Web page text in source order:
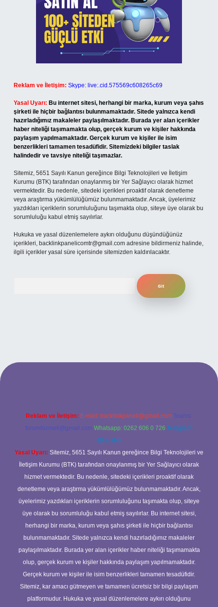
Reklam ve İletişim: Skype: live:.cid.575569c608265c69
Yasal Uyarı: Bu internet sitesi, herhangi bir marka, kurum veya şahıs
şirketi ile hiçbir bağlantısı bulunmamaktadır. Sitede yalnızca kendi
hazırladığımız makaleler paylaşılmaktadır. Burada yer alan içerikler
haber niteliği taşımamakta olup, gerçek kurum ve kişiler hakkında
paylaşım yapılmamaktadır. Gerçek kurum ve kişiler ile isim
benzerlikleri tamamen tesadüfidir. Sitemizdeki bilgiler taslak
halindedir ve tavsiye niteliği taşımazlar.
Sitemiz, 5651 Sayılı Kanun gereğince Bilgi Teknolojileri ve İletişim
Kurumu (BTK) tarafından onaylanmış bir Yer Sağlayıcı olarak hizmet
vermektedir. Bu nedenle, sitedeki içerikleri proaktif olarak denetleme
veya araştırma yükümlülüğümüz bulunmamaktadır. Ancak, üyelerimiz
yazdıkları içeriklerin sorumluluğunu taşımakta olup, siteye üye olarak bu
sorumluluğu kabul etmiş sayılırlar.
Hukuka ve yasal düzenlemelere aykırı olduğunu düşündüğünüz
içerikleri, backlinkpanelicomtr@gmail.com adresine bildirmeniz halinde,
ilgili içerikler yasal süre içerisinde sitemizden kaldırılacaktır.
yeni giriş adresi
Reklam ve İletişim: E-mail: backlinkpaneli@gmail.com Teams:
forumhizmeti@gmail.com Whatsapp: 0262 606 0 726 Telegram:
@karabul
Yasal Uyarı: Sitemiz, 5651 Sayılı Kanun gereğince Bilgi Teknolojileri ve
İletişim Kurumu (BTK) tarafından onaylanmış bir Yer Sağlayıcı olarak
hizmet vermektedir. Bu nedenle, sitedeki içerikleri proaktif olarak
denetleme veya araştırma yükümlülüğümüz bulunmamaktadır. Ancak,
üyelerimiz yazdıkları içeriklerin sorumluluğunu taşımakta olup, siteye
üye olarak bu sorumluluğu kabul etmiş sayılırlar. Bu internet sitesi,
herhangi bir marka, kurum veya şahıs şirketi ile hiçbir bağlantısı
bulunmamaktadır. Sitede yalnızca kendi hazırladığımız makaleler
paylaşılmaktadır. Burada yer alan içerikler haber niteliği taşımamakta
olup, gerçek kurum ve kişiler hakkında paylaşım yapılmamaktadır.
Gerçek kurum ve kişiler ile isim benzerlikleri tamamen tesadüfidir.
Sitemiz, kar amacı gütmeyen ve tamamen ücretsiz bir bilgi paylaşım
platformudur. Hukuka ve yasal düzenlemelere aykırı olduğunu